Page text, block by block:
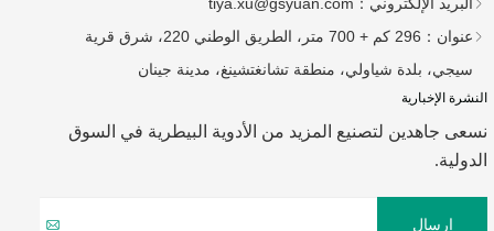
عنوان：
296 كم + 700 متر، الطريق الوطني 220، شرق قرية
سيجي، بلدة شياولي، منطقة تشانغتشينغ، مدينة جينان
النشرة الإخبارية
نسعى جاهدين لتصنيع المزيد من الأدوية البيطرية في السوق
الدولية.
إرسال